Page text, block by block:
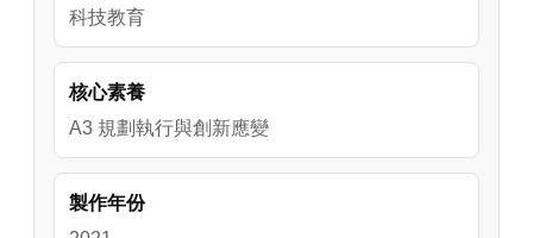
料、工具並進行精確加工處理。
科技教育
核心素養
A3 規劃執行與創新應變
製作年份